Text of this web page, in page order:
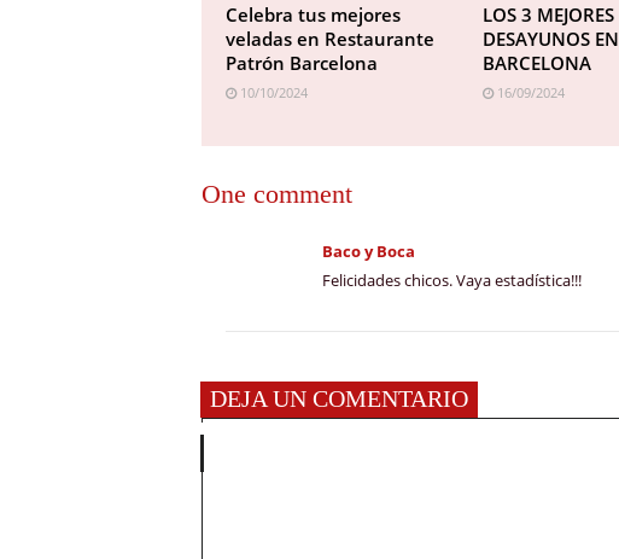
Celebra tus mejores
veladas en Restaurante
Patrón Barcelona
10/10/2024
LOS 3 MEJORES
DESAYUNOS EN
BARCELONA
16/09/2024
One comment
Baco y Boca
Felicidades chicos. Vaya estadística!!!
DEJA UN COMENTARIO